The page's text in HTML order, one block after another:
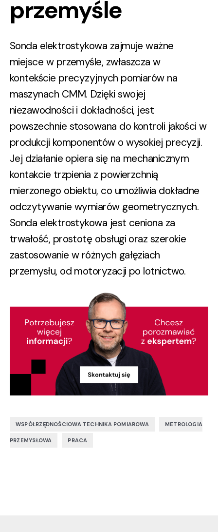
przemyśle
Sonda elektrostykowa zajmuje ważne
miejsce w przemyśle, zwłaszcza w
kontekście precyzyjnych pomiarów na
maszynach CMM. Dzięki swojej
niezawodności i dokładności, jest
powszechnie stosowana do kontroli jakości w
produkcji komponentów o wysokiej precyzji.
Jej działanie opiera się na mechanicznym
kontakcie trzpienia z powierzchnią
mierzonego obiektu, co umożliwia dokładne
odczytywanie wymiarów geometrycznych.
Sonda elektrostykowa jest ceniona za
trwałość, prostotę obsługi oraz szerokie
zastosowanie w różnych gałęziach
przemysłu, od motoryzacji po lotnictwo.
WSPÓŁRZĘDNOŚCIOWA TECHNIKA POMIAROWA METROLOGIA
PRZEMYSŁOWA PRACA